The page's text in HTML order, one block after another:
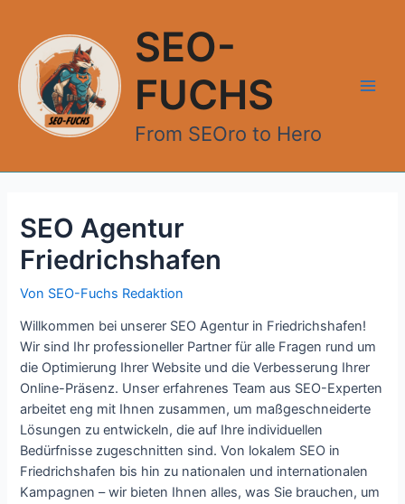
springen
SEO-
FUCHS
From SEOro to Hero
SEO Agentur
Friedrichshafen
Von SEO-Fuchs Redaktion
Willkommen bei unserer SEO Agentur in Friedrichshafen!
Wir sind Ihr professioneller Partner für alle Fragen rund um
die Optimierung Ihrer Website und die Verbesserung Ihrer
Online-Präsenz. Unser erfahrenes Team aus SEO-Experten
arbeitet eng mit Ihnen zusammen, um maßgeschneiderte
Lösungen zu entwickeln, die auf Ihre individuellen
Bedürfnisse zugeschnitten sind. Von lokalem SEO in
Friedrichshafen bis hin zu nationalen und internationalen
Kampagnen – wir bieten Ihnen alles, was Sie brauchen, um